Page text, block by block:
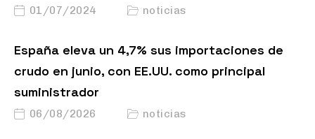
01/07/2024 noticias
España eleva un 4,7% sus importaciones de
crudo en junio, con EE.UU. como principal
suministrador
06/08/2026 noticias